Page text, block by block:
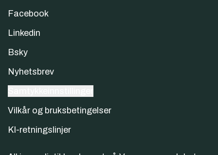
Facebook
Linkedin
Bsky
Nyhetsbrev
Vilkår og bruksbetingelser
KI-retningslinjer